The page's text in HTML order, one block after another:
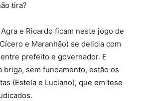
tira?
e Ricardo ficam neste jogo de
e Maranhão) se delicia com
prefeito e governador. E
briga, sem fundamento, estão os
(Estela e Luciano), que em tese